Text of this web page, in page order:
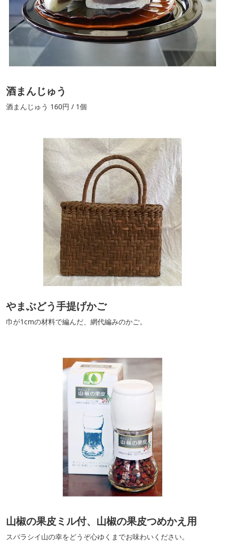
酒まんじゅう
酒まんじゅう 160円 / 1個
やまぶどう手提げかご
巾が1cmの材料で編んだ、網代編みのかご。
山椒の果皮ミル付、山椒の果皮つめかえ用
スバラシイ山の幸をどうぞ心ゆくまでお味わいください。